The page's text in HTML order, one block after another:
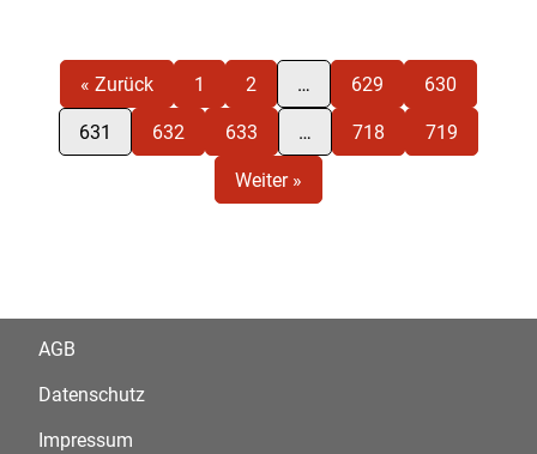
« Zurück 1 2 … 629 630
631 632 633 … 718 719
Weiter »
AGB
Datenschutz
Impressum